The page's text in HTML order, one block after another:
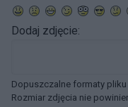
Dodaj zdjęcie:
Dopuszczalne formaty
Rozmiar zdjęcia nie